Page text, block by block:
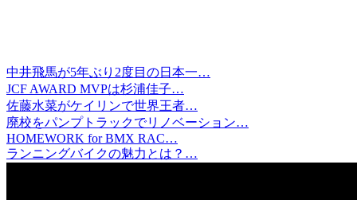
中井飛馬が5年ぶり2度目の日本一…
JCF AWARD MVPは杉浦佳子…
佐藤水菜がケイリンで世界王者…
廃校をパンプトラックでリノベーション…
HOMEWORK for BMX RAC…
ランニングバイクの魅力とは？…